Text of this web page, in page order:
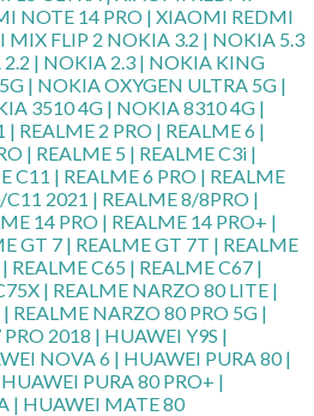
NOTE 14 PRO | XIAOMI REDMI
MIX FLIP 2 NOKIA 3.2 | NOKIA 5.3
| NOKIA 2.3 | NOKIA KING
| NOKIA OXYGEN ULTRA 5G |
3510 4G | NOKIA 8310 4G |
| REALME 2 PRO | REALME 6 |
| REALME 5 | REALME C3i |
C11 | REALME 6 PRO | REALME
2021 | REALME 8/8PRO |
14 PRO | REALME 14 PRO+ |
GT 7 | REALME GT 7T | REALME
REALME C65 | REALME C67 |
| REALME NARZO 80 LITE |
REALME NARZO 80 PRO 5G |
2018 | HUAWEI Y9S |
NOVA 6 | HUAWEI PURA 80 |
PURA 80 PRO+ |
| HUAWEI MATE 80